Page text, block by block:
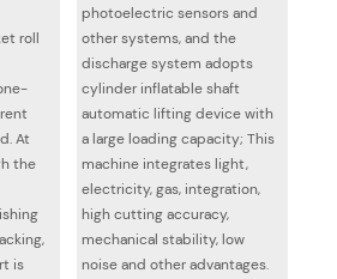
roll
At
the
is
photoelectric sensors and
other systems, and the
discharge system adopts
cylinder inflatable shaft
automatic lifting device with
a large loading capacity; This
machine integrates light,
electricity, gas, integration,
high cutting accuracy,
mechanical stability, low
noise and other advantages.